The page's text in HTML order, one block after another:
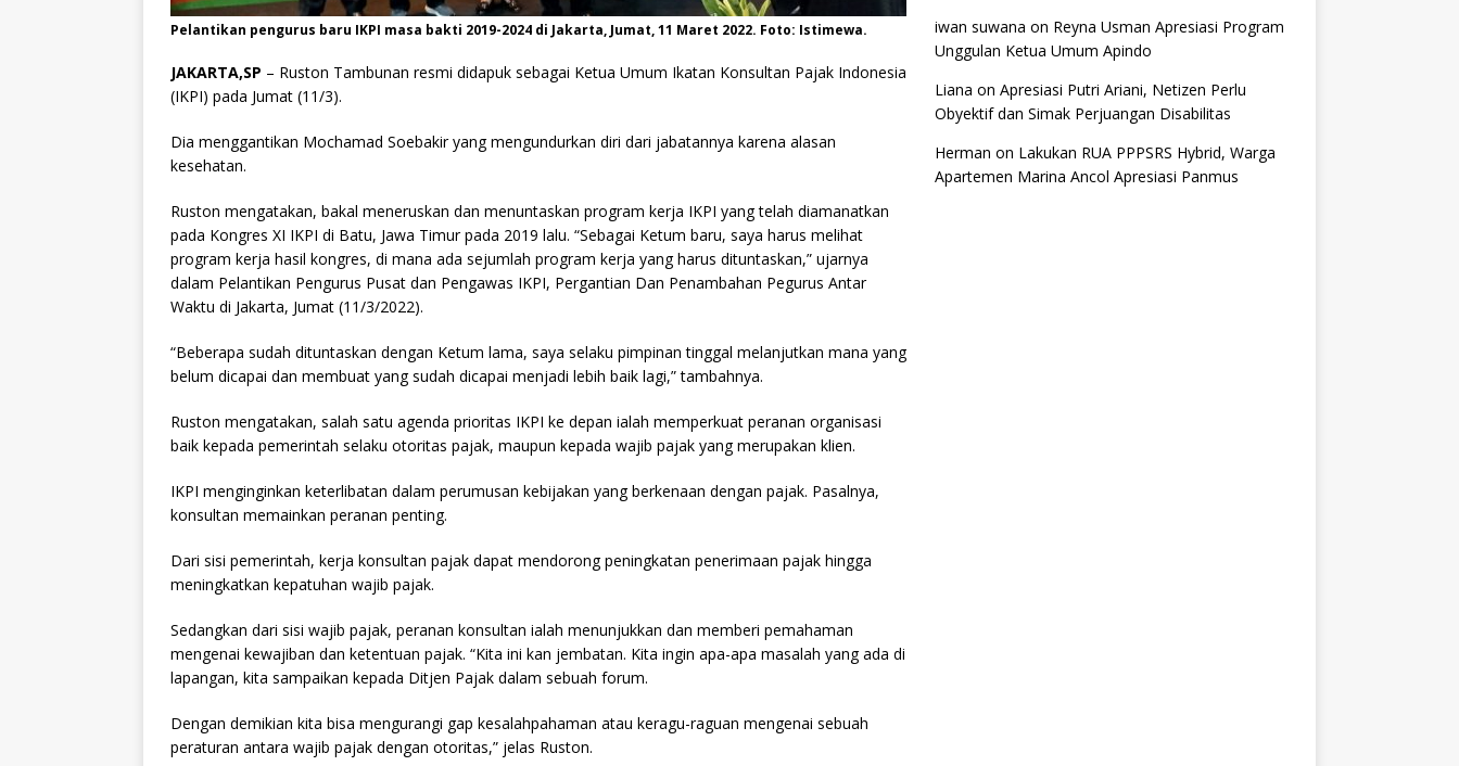
Pelantikan pengurus baru IKPI masa bakti 2019-2024 di Jakarta, Jumat, 11 Maret 2022. Foto: Istimewa.
JAKARTA,SP – Ruston Tambunan resmi didapuk sebagai Ketua Umum Ikatan Konsultan Pajak Indonesia
(IKPI) pada Jumat (11/3).
Dia menggantikan Mochamad Soebakir yang mengundurkan diri dari jabatannya karena alasan
kesehatan.
Ruston mengatakan, bakal meneruskan dan menuntaskan program kerja IKPI yang telah diamanatkan
pada Kongres XI IKPI di Batu, Jawa Timur pada 2019 lalu. “Sebagai Ketum baru, saya harus melihat
program kerja hasil kongres, di mana ada sejumlah program kerja yang harus dituntaskan,” ujarnya
dalam Pelantikan Pengurus Pusat dan Pengawas IKPI, Pergantian Dan Penambahan Pegurus Antar
Waktu di Jakarta, Jumat (11/3/2022).
“Beberapa sudah dituntaskan dengan Ketum lama, saya selaku pimpinan tinggal melanjutkan mana yang
belum dicapai dan membuat yang sudah dicapai menjadi lebih baik lagi,” tambahnya.
Ruston mengatakan, salah satu agenda prioritas IKPI ke depan ialah memperkuat peranan organisasi
baik kepada pemerintah selaku otoritas pajak, maupun kepada wajib pajak yang merupakan klien.
IKPI menginginkan keterlibatan dalam perumusan kebijakan yang berkenaan dengan pajak. Pasalnya,
konsultan memainkan peranan penting.
Dari sisi pemerintah, kerja konsultan pajak dapat mendorong peningkatan penerimaan pajak hingga
meningkatkan kepatuhan wajib pajak.
Sedangkan dari sisi wajib pajak, peranan konsultan ialah menunjukkan dan memberi pemahaman
mengenai kewajiban dan ketentuan pajak. “Kita ini kan jembatan. Kita ingin apa-apa masalah yang ada di
lapangan, kita sampaikan kepada Ditjen Pajak dalam sebuah forum.
Dengan demikian kita bisa mengurangi gap kesalahpahaman atau keragu-raguan mengenai sebuah
peraturan antara wajib pajak dengan otoritas,” jelas Ruston.
iwan suwana on Reyna Usman Apresiasi Program
Unggulan Ketua Umum Apindo
Liana on Apresiasi Putri Ariani, Netizen Perlu
Obyektif dan Simak Perjuangan Disabilitas
Herman on Lakukan RUA PPPSRS Hybrid, Warga
Apartemen Marina Ancol Apresiasi Panmus